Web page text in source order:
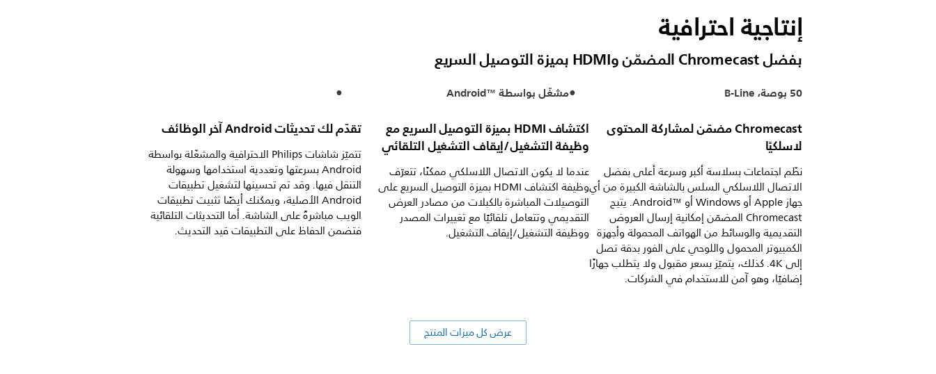
إنتاجية احترافية
بفضل Chromecast المضمّن وHDMI بميزة التوصيل السريع
50 بوصة، B-Line مشغّل بواسطة Android™‎
Chromecast مضمّن لمشاركة المحتوى
لاسلكيًا
نظّم اجتماعات بسلاسة أكبر وسرعة أعلى بفضل
الاتصال اللاسلكي السلس بالشاشة الكبيرة من أي
جهاز Apple أو Windows أو Android™‎. يتيح
Chromecast المضمّن إمكانية إرسال العروض
التقديمية والوسائط من الهواتف المحمولة وأجهزة
الكمبيوتر المحمول واللوحي على الفور بدقة تصل
إلى 4K. كذلك، يتميّز بسعر مقبول ولا يتطلب جهازًا
إضافيًا، وهو آمن للاستخدام في الشركات.
اكتشاف HDMI بميزة التوصيل السريع مع
وظيفة التشغيل/إيقاف التشغيل التلقائي
عندما لا يكون الاتصال اللاسلكي ممكنًا، تتعرّف
وظيفة اكتشاف HDMI بميزة التوصيل السريع على
التوصيلات المباشرة بالكبلات من مصادر العرض
التقديمي وتتعامل تلقائيًا مع تغييرات المصدر
ووظيفة التشغيل/إيقاف التشغيل.
تقدّم لك تحديثات Android آخر الوظائف
تتميّز شاشات Philips الاحترافية والمشغّلة بواسطة
Android بسرعتها وتعددية استخدامها وسهولة
التنقل فيها. وقد تم تحسينها لتشغيل تطبيقات
Android الأصلية، ويمكنك أيضًا تثبيت تطبيقات
الويب مباشرةً على الشاشة. أما التحديثات التلقائية
فتضمن الحفاظ على التطبيقات قيد التحديث.
عرض كل ميزات المنتج